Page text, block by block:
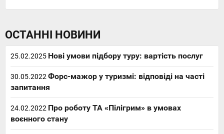
ОСТАННІ НОВИНИ
25.02.2025 Нові умови підбору туру: вартість послуг
30.05.2022Форс-мажор у туризмі: відповіді на часті
запитання
24.02.2022 Про роботу ТА «Пілігрим» в умовах
воєнного стану